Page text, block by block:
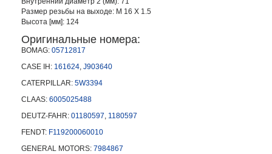
Размер резьбы на выходе: M 16 X 1.5
Высота [мм]: 124
Оригинальные номера:
BOMAG: 05712817
CASE IH: 161624, J903640
CATERPILLAR: 5W3394
CLAAS: 6005025488
DEUTZ-FAHR: 01180597, 1180597
FENDT: F119200060010
GENERAL MOTORS: 7984867